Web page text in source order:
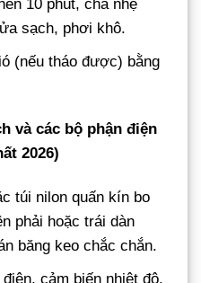
10 phút, chà nhẹ
sạch, phơi khô.
(nếu tháo được) bằng
và các bộ phận điện
2026)
túi nilon quấn kín bo
phải hoặc trái dàn
băng keo chắc chắn.
cảm biến nhiệt độ.